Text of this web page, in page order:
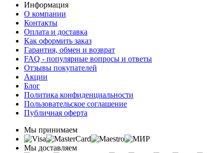
Информация
О компании
Контакты
Оплата и доставка
Как оформить заказ
Гарантия, обмен и возврат
FAQ - популярные вопросы и ответы
Отзывы покупателей
Акции
Блог
Политика конфиденциальности
Пользовательское соглашение
Публичная оферта
Мы принимаем
Мы доставляем